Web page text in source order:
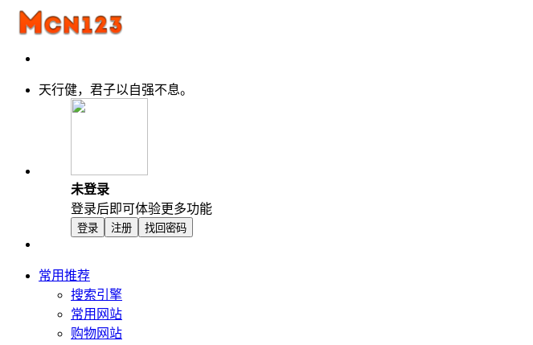
天行健，君子以自强不息。
未登录
登录后即可体验更多功能
登录 注册 找回密码
常用推荐
搜索引擎
常用网站
购物网站